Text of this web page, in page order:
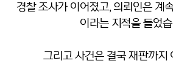
경찰 조사가 이어졌고, 의뢰인은 계
이라는 지적을 들었
그리고 사건은 결국 재판까지